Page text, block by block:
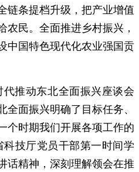
链条提档升级，把产业增值
民。全面推进乡村振兴，
中国特色现代化农业强国贡
推动东北全面振兴座谈会
全面振兴明确了目标任务、
个时期我们开展各项工作的
技厅党员干部第一时间学
话精神，深刻理解领会在推